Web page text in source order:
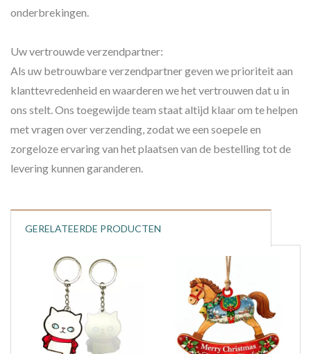
onderbrekingen.
Uw vertrouwde verzendpartner:
Als uw betrouwbare verzendpartner geven we prioriteit aan
klanttevredenheid en waarderen we het vertrouwen dat u in
ons stelt. Ons toegewijde team staat altijd klaar om te helpen
met vragen over verzending, zodat we een soepele en
zorgeloze ervaring van het plaatsen van de bestelling tot de
levering kunnen garanderen.
GERELATEERDE PRODUCTEN